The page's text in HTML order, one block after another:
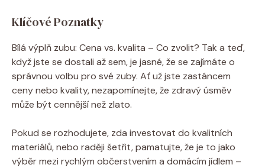
Klíčové Poznatky
Bílá výplň zubu: Cena vs. kvalita – Co zvolit? Tak a teď,
když jste se dostali až sem, je jasné, že se zajímáte o
správnou volbu pro své zuby. Ať už jste zastáncem
ceny nebo kvality, nezapomínejte, že zdravý úsměv
může být cennější než zlato.
Pokud se rozhodujete, zda investovat do kvalitních
materiálů, nebo raději šetřit, pamatujte, že je to jako
výběr mezi rychlým občerstvením a domácím jídlem –